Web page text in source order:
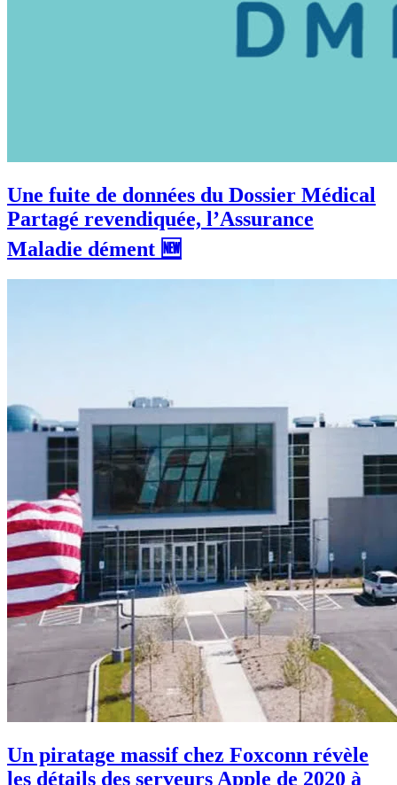
Une fuite de données du Dossier Médical
Partagé revendiquée, l’Assurance
Maladie dément 🆕
Un piratage massif chez Foxconn révèle
les détails des serveurs Apple de 2020 à